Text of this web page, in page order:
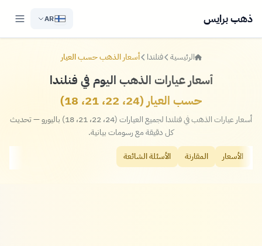
ذهب برايس AR
الرئيسية فنلندا أسعار الذهب حسب العيار
أسعار عيارات الذهب اليوم في فنلندا
حسب العيار (24، 22، 21، 18)
أسعار عيارات الذهب في فنلندا لجميع العيارات (24، 22، 21، 18) باليورو — تحديث
كل دقيقة مع رسومات بيانية.
الأسعار
المقارنة الأسئلة الشائعة